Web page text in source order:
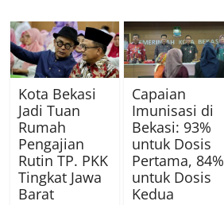
Kota Bekasi
Jadi Tuan
Rumah
Pengajian
Rutin TP. PKK
Tingkat Jawa
Barat
Capaian
Imunisasi di
Bekasi: 93%
untuk Dosis
Pertama, 84%
untuk Dosis
Kedua